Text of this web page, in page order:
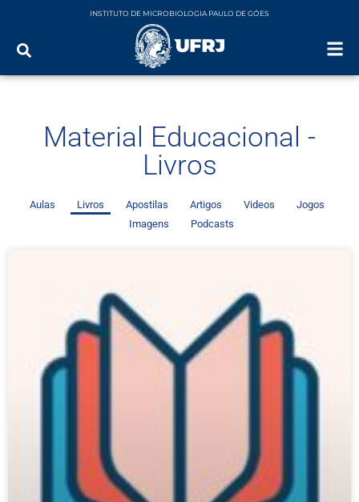
INSTITUTO DE MICROBIOLOGIA PAULO DE GÓES
Material Educacional -
Livros
Aulas Livros Apostilas Artigos Videos
Jogos
Imagens
Podcasts